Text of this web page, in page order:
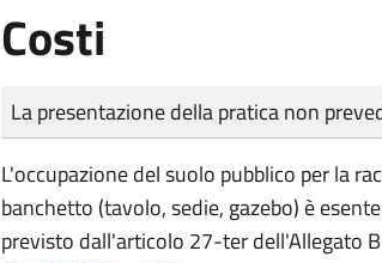
Costi
Tipo di pagamento
Importo
La presentazione della pratica non
L'occupazione del suolo pubblico per la
banchetto (tavolo, sedie, gazebo) è
previsto dall'articolo 27-ter dell'Allegato